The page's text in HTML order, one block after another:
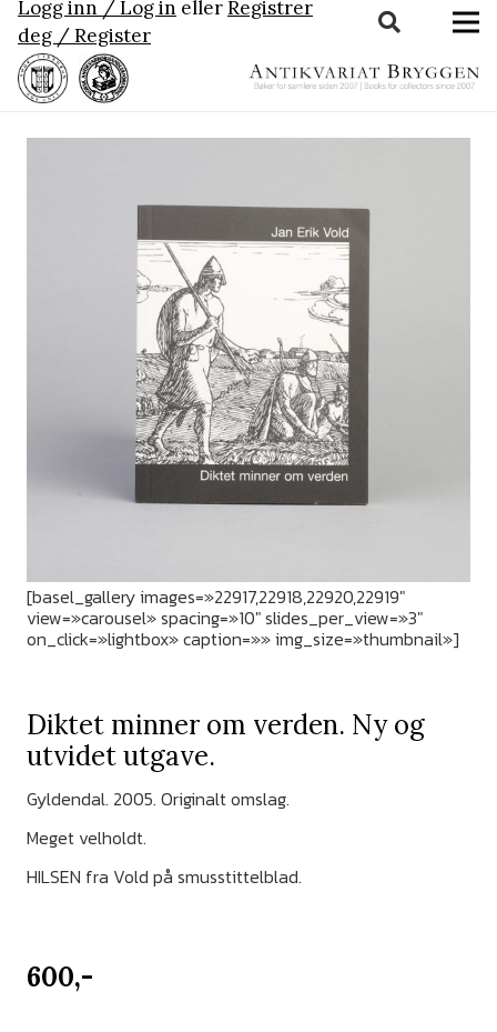
Logg inn / Log in ellerRegistrer
deg / Register
[basel_gallery images=»22917,22918,22920,22919″
view=»carousel» spacing=»10″ slides_per_view=»3″
on_click=»lightbox» caption=»» img_size=»thumbnail»]
Diktet minner om verden. Ny og
utvidet utgave.
Gyldendal. 2005. Originalt omslag.
Meget velholdt.
HILSEN fra Vold på smusstittelblad.
600,-